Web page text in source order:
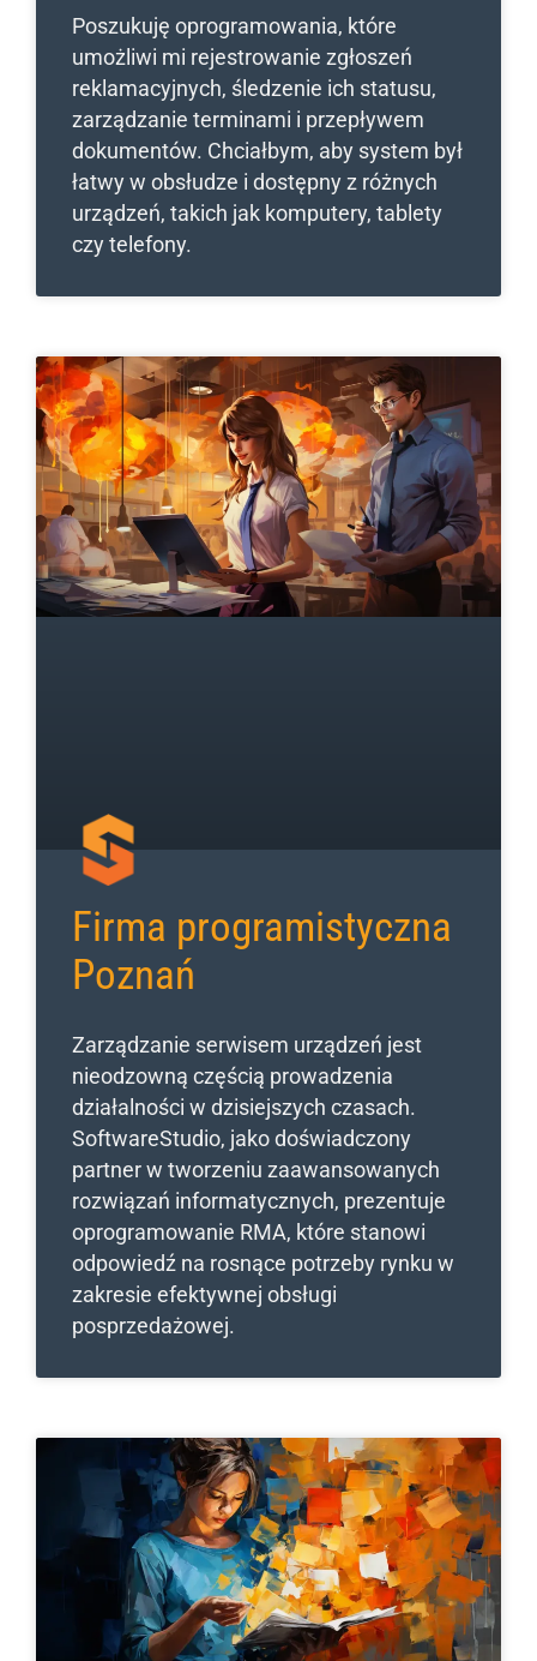
Poszukuję oprogramowania, które
umożliwi mi rejestrowanie zgłoszeń
reklamacyjnych, śledzenie ich statusu,
zarządzanie terminami i przepływem
dokumentów. Chciałbym, aby system był
łatwy w obsłudze i dostępny z różnych
urządzeń, takich jak komputery, tablety
czy telefony.
Firma programistyczna
Poznań
Zarządzanie serwisem urządzeń jest
nieodzowną częścią prowadzenia
działalności w dzisiejszych czasach.
SoftwareStudio, jako doświadczony
partner w tworzeniu zaawansowanych
rozwiązań informatycznych, prezentuje
oprogramowanie RMA, które stanowi
odpowiedź na rosnące potrzeby rynku w
zakresie efektywnej obsługi
posprzedażowej.